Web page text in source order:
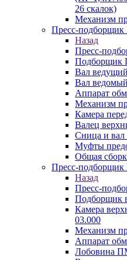
26 скалок)
Механизм
Пресс-
Назад
Пресс-
Подборщик
Вал
Вал
Аппарат
Механизм
Камера
Валец
Сница и
Муфты
Общая
Пресс-
Назад
Пресс-
Подборщик
Камера
03.000
Механизм
Аппарат
Лобовина